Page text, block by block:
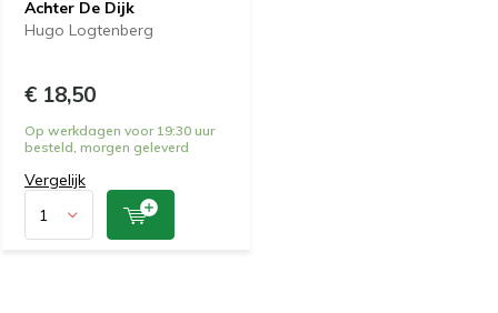
Achter De Dijk
Hugo Logtenberg
€ 18,50
Op werkdagen voor 19:30 uur
besteld, morgen geleverd
Vergelijk